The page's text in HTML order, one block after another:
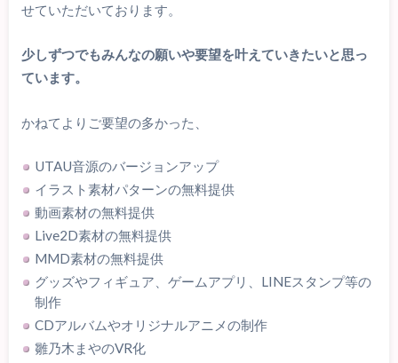
せていただいております。
少しずつでもみんなの願いや要望を叶えていきたいと思っ
ています。
かねてよりご要望の多かった、
UTAU音源のバージョンアップ
イラスト素材パターンの無料提供
動画素材の無料提供
Live2D素材の無料提供
MMD素材の無料提供
グッズやフィギュア、ゲームアプリ、LINEスタンプ等の
制作
CDアルバムやオリジナルアニメの制作
雛乃木まやのVR化